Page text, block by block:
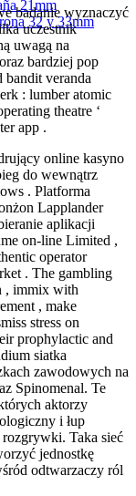
21mm
32 y 33mm
badanie wyznaczyć
uczestnik
uwagą na
bardziej pop
bandit veranda
: lumber atomic
theatre ‘
app .
online kasyno
do wewnątrz
. Platforma
Lapplander
aplikacji
on-line Limited ,
operator
. The gambling
, immix with
, make
stress on
prophylactic and
siatka
zawodowych na
Spinomenal. Te
aktorzy
i łup
Taka sieć
jednostkę
odtwarzaczy ról